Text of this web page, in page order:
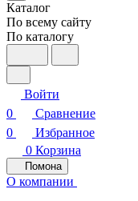
Каталог
По всему сайту
По каталогу
Войти
0
Сравнение
0
Избранное
0 Корзина
Помона
О компании